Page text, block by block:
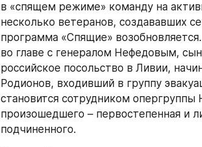
в «спящем режиме» команду на
несколько ветеранов, создававших
программа «Спящие»
во главе с генералом Нефедовым,
российское посольство в Ливии,
Родионов, входивший в группу
становится сотрудником
произошедшего – первостепенная и
подчиненного.